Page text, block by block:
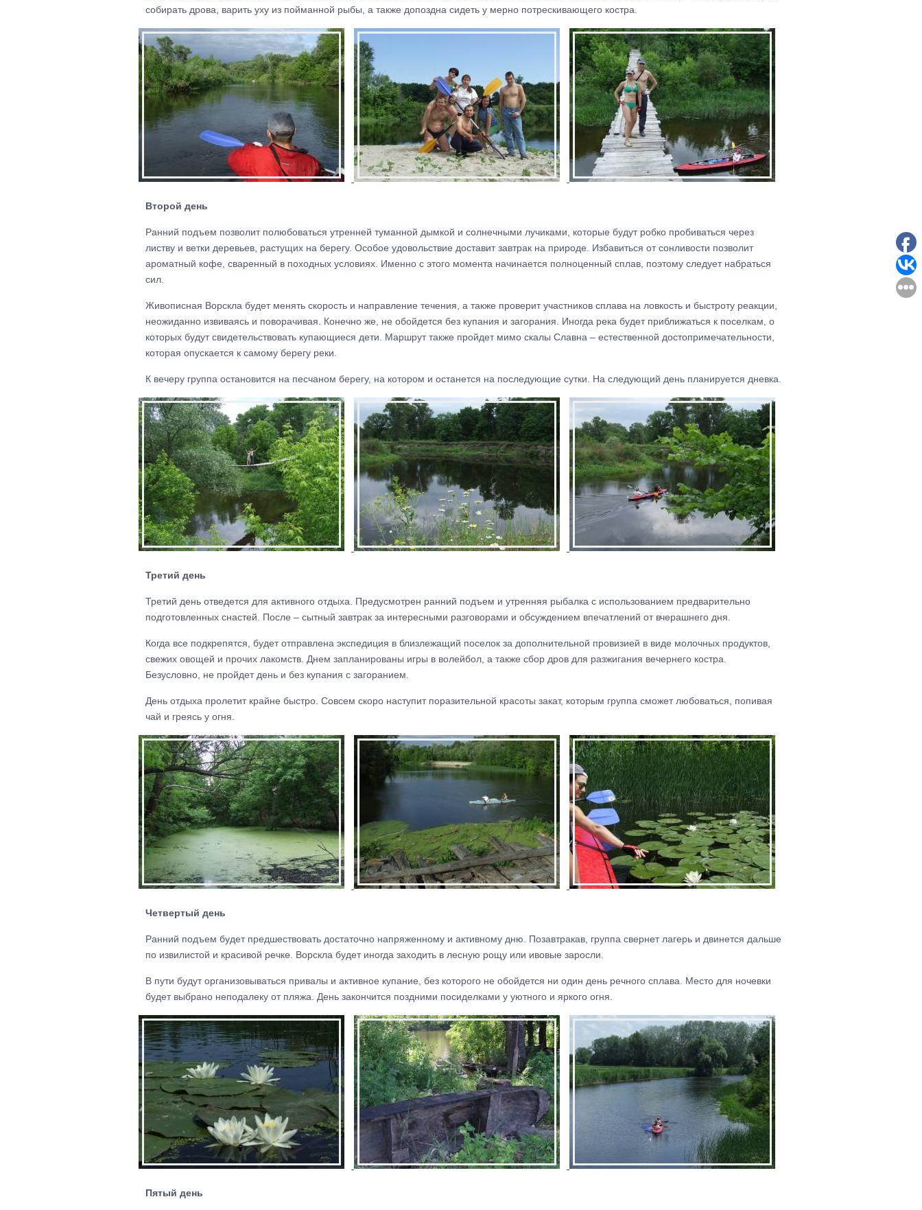
собирать дрова, варить уху из пойманной рыбы, а также допоздна сидеть у мерно потрескивающего костра.
Второй день
Ранний подъем позволит полюбоваться утренней туманной дымкой и солнечными лучиками, которые будут робко пробиваться через
листву и ветки деревьев, растущих на берегу. Особое удовольствие доставит завтрак на природе. Избавиться от сонливости позволит
ароматный кофе, сваренный в походных условиях. Именно с этого момента начинается полноценный сплав, поэтому следует набраться
сил.
Живописная Ворскла будет менять скорость и направление течения, а также проверит участников сплава на ловкость и быстроту реакции,
неожиданно извиваясь и поворачивая. Конечно же, не обойдется без купания и загорания. Иногда река будет приближаться к поселкам, о
которых будут свидетельствовать купающиеся дети. Маршрут также пройдет мимо скалы Славна – естественной достопримечательности,
которая опускается к самому берегу реки.
К вечеру группа остановится на песчаном берегу, на котором и останется на последующие сутки. На следующий день планируется дневка.
Третий день
Третий день отведется для активного отдыха. Предусмотрен ранний подъем и утренняя рыбалка с использованием предварительно
подготовленных снастей. После – сытный завтрак за интересными разговорами и обсуждением впечатлений от вчерашнего дня.
Когда все подкрепятся, будет отправлена экспедиция в близлежащий поселок за дополнительной провизией в виде молочных продуктов,
свежих овощей и прочих лакомств. Днем запланированы игры в волейбол, а также сбор дров для разжигания вечернего костра.
Безусловно, не пройдет день и без купания с загоранием.
День отдыха пролетит крайне быстро. Совсем скоро наступит поразительной красоты закат, которым группа сможет любоваться, попивая
чай и греясь у огня.
Четвертый день
Ранний подъем будет предшествовать достаточно напряженному и активному дню. Позавтракав, группа свернет лагерь и двинется дальше
по извилистой и красивой речке. Ворскла будет иногда заходить в лесную рощу или ивовые заросли.
В пути будут организовываться привалы и активное купание, без которого не обойдется ни один день речного сплава. Место для ночевки
будет выбрано неподалеку от пляжа. День закончится поздними посиделками у уютного и яркого огня.
Пятый день